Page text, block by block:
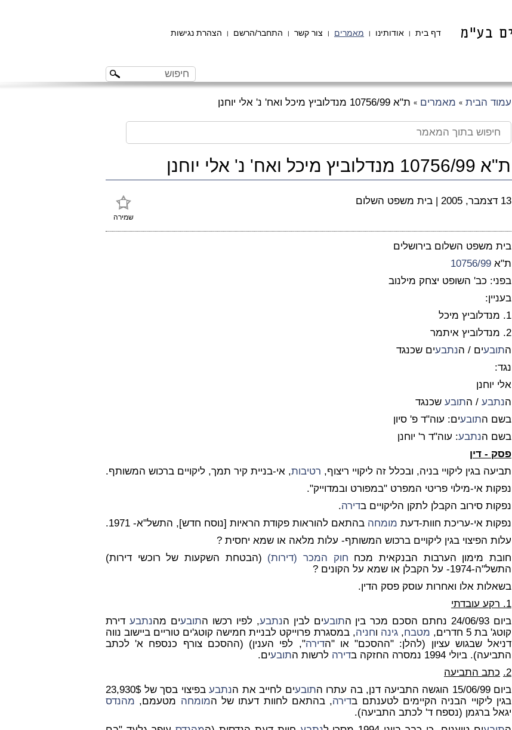
דף בית | אודותינו | מאמרים | צור קשר | התחבר/הרשם | הצהרת נגישות
עמוד הבית » מאמרים » ת"א 10756/99 מנדלוביץ מיכל ואח' נ' אלי יוחנן
ת"א 10756/99 מנדלוביץ מיכל ואח' נ' אלי יוחנן
שמירה
13 דצמבר, 2005 | בית משפט השלום
בית משפט השלום בירושלים
ת"א 10756/99
בפני: כב' השופט יצחק מילנוב
בעניין:
1. מנדלוביץ מיכל
2. מנדלוביץ איתמר
התובעים / הנתבעים שכנגד
נגד:
אלי יוחנן
הנתבע / התובע שכנגד
בשם התובעים: עוה"ד פ' סיון
בשם הנתבע: עוה"ד ר' יוחנן
פסק - דין
תביעה בגין ליקויי בניה, ובכלל זה ליקויי ריצוף, רטיבות, אי-בניית קיר תמך, ליקויים ברכוש המשותף.
נפקות אי-מילוי פריטי המפרט "במפורט ובמדוייק".
נפקות סירוב הקבלן לתקן הליקויים בדירה.
נפקות אי-עריכת חוות-דעת מומחה בהתאם להוראות פקודת הראיות [נוסח חדש], התשל"א- 1971.
עלות הפיצוי בגין ליקויים ברכוש המשותף- עלות מלאה או שמא יחסית ?
חובת מימון הערבות הבנקאית מכח חוק המכר (דירות) (הבטחת השקעות של רוכשי דירות)
התשל"ה-1974- על הקבלן או שמא על הקונים ?
בשאלות אלו ואחרות עוסק פסק הדין.
1.
רקע עובדתי
ביום 24/06/93 נחתם הסכם מכר בין ה
תובעים לבין הנתבע, לפיו רכשו התובעים מהנתבע דירת
קוטג' בת 5 חדרים,
מטבח,גינה וחניה, במסגרת פרוייקט לבניית חמישה קוטג'ים טוריים ביישוב נווה
דניאל שבגוש עציון (להלן: "ההסכם" או "הדירה", לפי הענין) (ההסכם צורף כנספח א' לכתב
התביעה). ביולי 1994 נמסרה החזקה ב
דירה לרשות התובעים.
2. כתב התביעה
ביום 15/06/99 הוגשה התביעה דנן, בה עתרו ה
תובעים לחייב את הנתבע
בפיצוי בסך של 23,930$
בגין ליקויי הבניה הקיימים לטענתם בדירה, בהתאם לחוות דעתו של המומחה מטעמם, מהנדס
יגאל ברגמן (נספח ד' לכתב התביעה).